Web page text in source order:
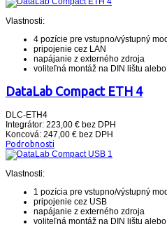
Vlastnosti:
4 pozície pre vstupno/výstupný
pripojenie cez LAN
napájanie z externého zdroja
voliteľná montáž na DIN lištu
DataLab Compact ETH 4
DLC-ETH4
Integrátor: 223,00 € bez DPH
Koncová: 247,00 € bez DPH
Podrobnosti
Vlastnosti:
1 pozícia pre vstupno/výstupný
pripojenie cez USB
napájanie z externého zdroja
voliteľná montáž na DIN lištu